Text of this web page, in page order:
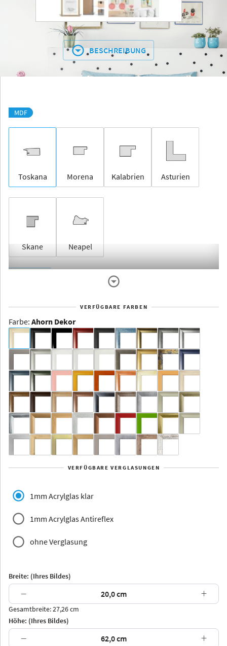
BESCHREIBUNG
MDF
Toskana Morena Kalabrien Asturien
Skane Neapel
Dakota -
Rahmenloser
Aluminium
Yukon Alaska
Jersey Dauphine
Arran Luzern
VERFÜGBARE FARBEN
Farbe: Ahorn Dekor
VERFÜGBARE VERGLASUNGEN
1mm Acrylglas klar
1mm Acrylglas Antireflex
ohne Verglasung
Breite: (Ihres Bildes)
− +
Gesamtbreite: 27,26 cm
Höhe: (Ihres Bildes)
− +